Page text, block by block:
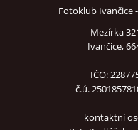
Fotoklub Ivančice
Mezírka
Ivančice,
IČO:
č.ú.
kontaktní